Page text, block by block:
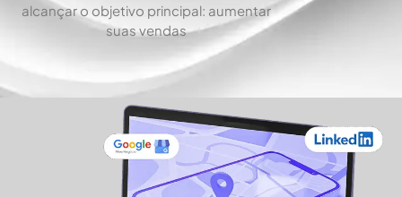
alcançar o objetivo principal: aumentar
suas vendas